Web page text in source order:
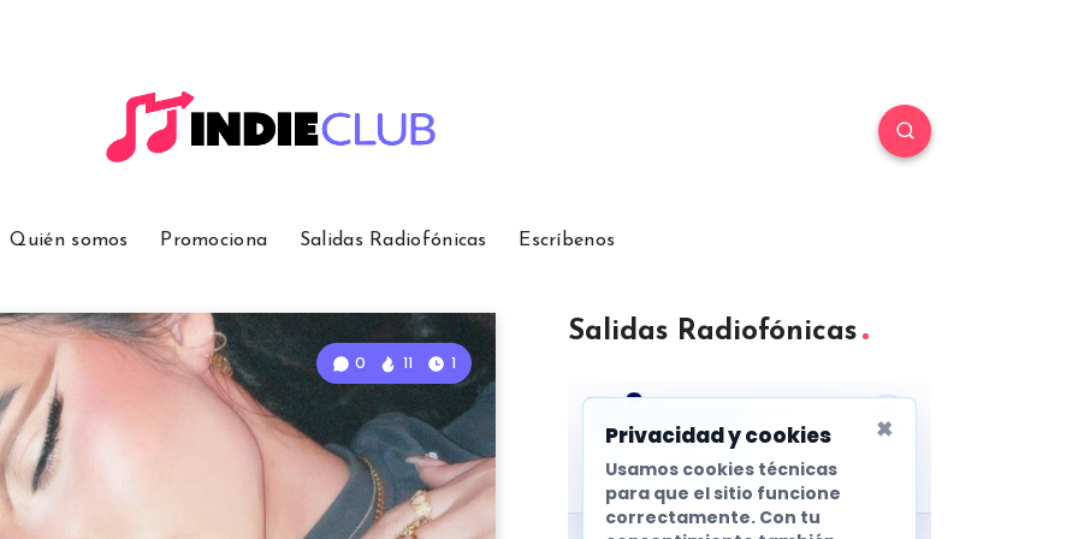
Quién somos Promociona Salidas Radiofónicas Escríbenos
0 11 1
Salidas Radiofónicas